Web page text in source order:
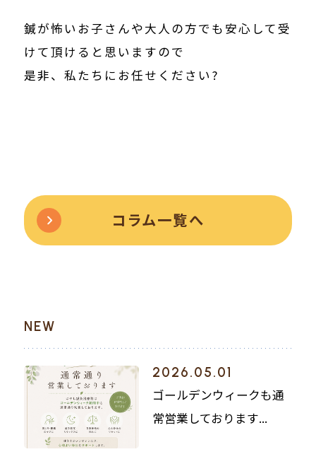
鍼が怖いお子さんや大人の方でも安心して受
けて頂けると思いますので
是非、私たちにお任せください?
コラム一覧へ
NEW
2026.05.01
ゴールデンウィークも通
常営業しております...